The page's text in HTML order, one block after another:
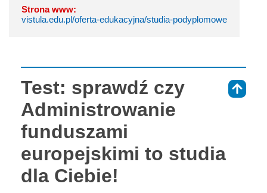
Strona www:
vistula.edu.pl/oferta-edukacyjna/studia-podyplomowe
Test: sprawdź czy
Administrowanie
funduszami
europejskimi to studia
dla Ciebie!